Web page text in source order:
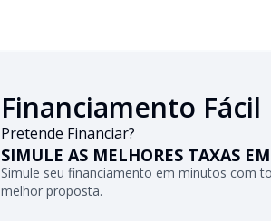
Financiamento Fácil
Pretende Financiar?
SIMULE AS MELHORES TAXAS
Simule seu financiamento em minutos com
melhor proposta.